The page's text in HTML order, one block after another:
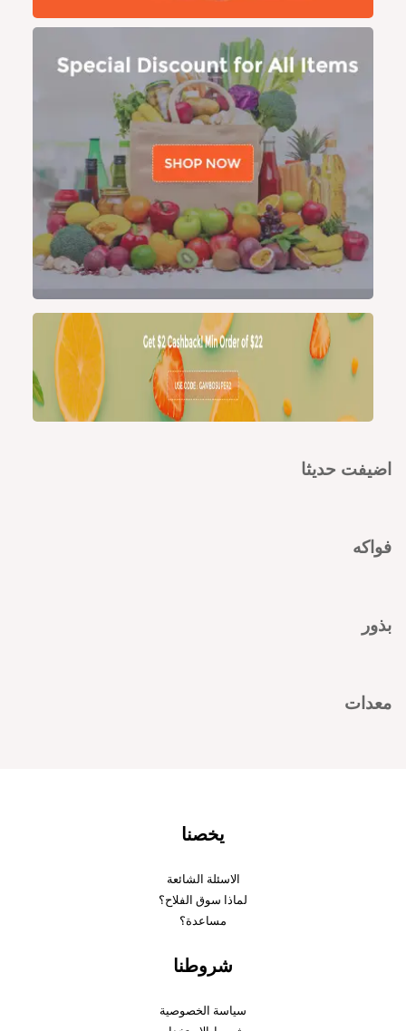
اضيفت حديثا
فواكه
بذور
معدات
يخصنا
الاسئلة الشائعة
لماذا سوق الفلاح؟
مساعدة؟
شروطنا
سياسة الخصوصية